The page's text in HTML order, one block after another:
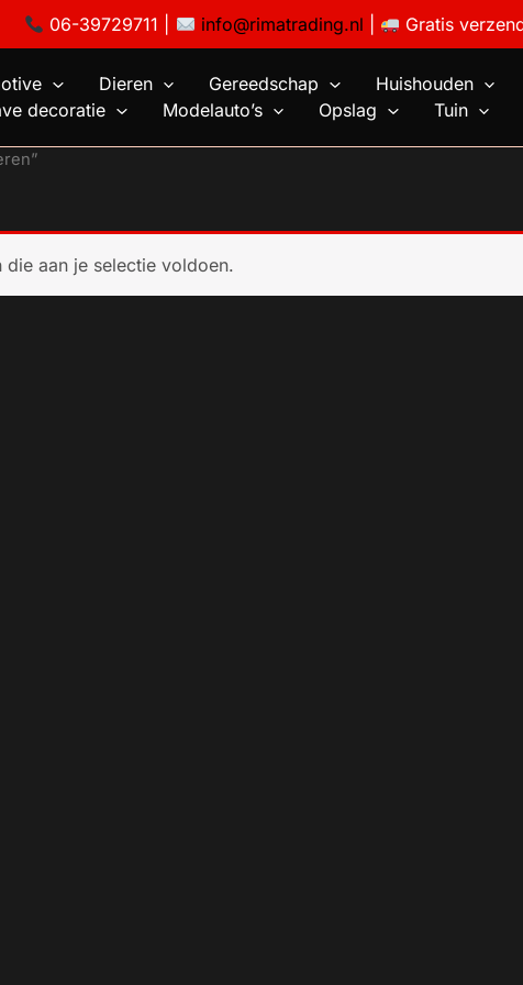
06-39729711 | info@rimatrading.nl Gratis
Dieren Gereedschap Huishouden
decoratie
Modelauto’s Opslag Tuin
aan je selectie voldoen.